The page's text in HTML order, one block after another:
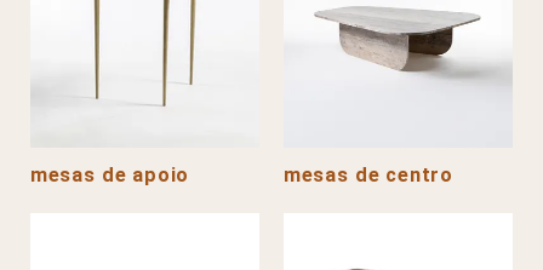
mesas de apoio mesas de centro